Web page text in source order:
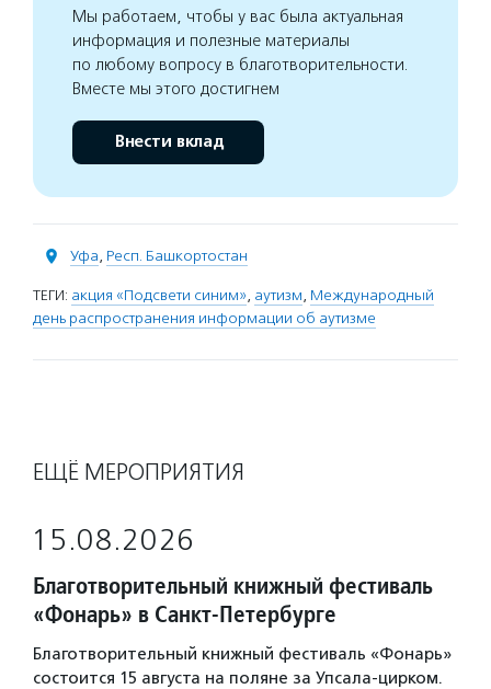
Мы работаем, чтобы у вас была актуальная
информация и полезные материалы
по любому вопросу в благотворительности.
Вместе мы этого достигнем
Внести вклад
Уфа, Респ. Башкортостан
ТЕГИ: акция «Подсвети синим», аутизм, Международный
день распространения информации об аутизме
ЕЩЁ МЕРОПРИЯТИЯ
15.08.2026
Благотворительный книжный фестиваль
«Фонарь» в Санкт-Петербурге
Благотворительный книжный фестиваль «Фонарь»
состоится 15 августа на поляне за Упсала-цирком.